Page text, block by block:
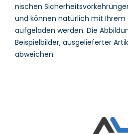
nischen
und können natürlich mit Ihrem
aufgeladen werden. Die
Beispielbilder, ausgelieferter